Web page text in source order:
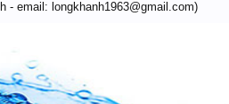
- email: longkhanh1963@gmail.com)